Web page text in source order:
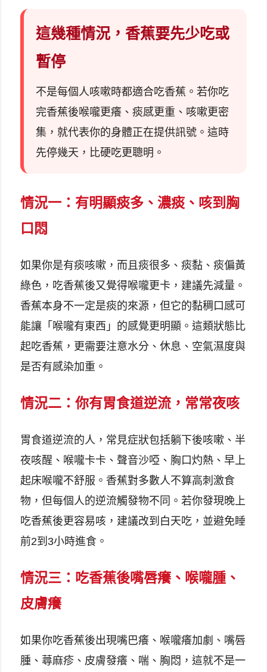
這幾種情況，香蕉要先少吃或
暫停
不是每個人咳嗽時都適合吃香蕉。若你吃
完香蕉後喉嚨更癢、痰感更重、咳嗽更密
集，就代表你的身體正在提供訊號。這時
先停幾天，比硬吃更聰明。
情況一：有明顯痰多、濃痰、咳到胸
口悶
如果你是有痰咳嗽，而且痰很多、痰黏、痰偏黃
綠色，吃香蕉後又覺得喉嚨更卡，建議先減量。
香蕉本身不一定是痰的來源，但它的黏稠口感可
能讓「喉嚨有東西」的感覺更明顯。這類狀態比
起吃香蕉，更需要注意水分、休息、空氣濕度與
是否有感染加重。
情況二：你有胃食道逆流，常常夜咳
胃食道逆流的人，常見症狀包括躺下後咳嗽、半
夜咳醒、喉嚨卡卡、聲音沙啞、胸口灼熱、早上
起床喉嚨不舒服。香蕉對多數人不算高刺激食
物，但每個人的逆流觸發物不同。若你發現晚上
吃香蕉後更容易咳，建議改到白天吃，並避免睡
前2到3小時進食。
情況三：吃香蕉後嘴唇癢、喉嚨腫、
皮膚癢
如果你吃香蕉後出現嘴巴癢、喉嚨癢加劇、嘴唇
腫、蕁麻疹、皮膚發癢、喘、胸悶，這就不是一